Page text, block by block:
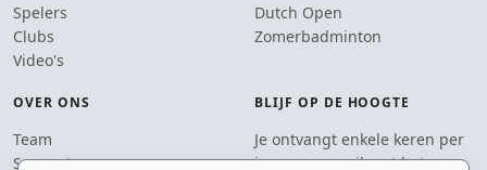
Spelers
Clubs
Video's
Dutch Open
Zomerbadminton
OVER ONS
Team
Supporters
BLIJF OP DE HOOGTE
Je ontvangt enkele keren per
jaar een e-mail met het